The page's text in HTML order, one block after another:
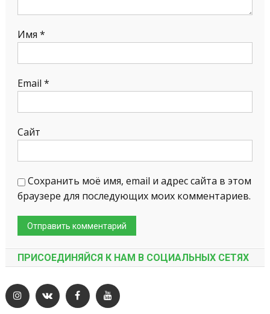
Имя *
Email *
Сайт
Сохранить моё имя, email и адрес сайта в этом
браузере для последующих моих комментариев.
ПРИСОЕДИНЯЙСЯ К НАМ В СОЦИАЛЬНЫХ СЕТЯХ